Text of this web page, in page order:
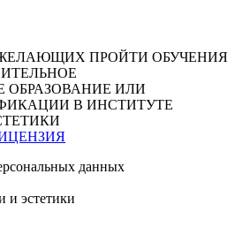
ПРОЙТИ ОБУЧЕНИЯ
ИЛИ
В ИНСТИТУТЕ
данных
и эстетики